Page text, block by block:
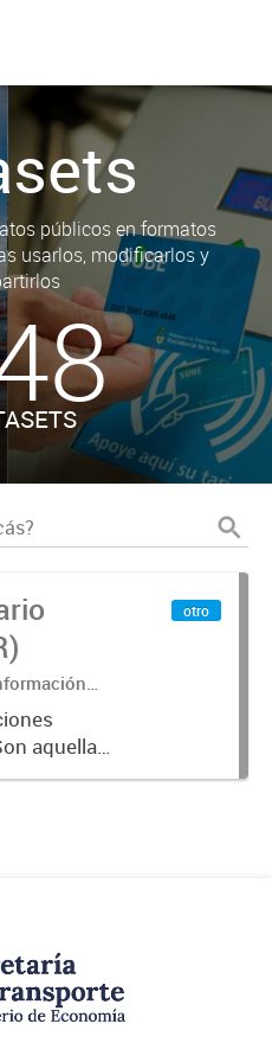
públicos en formatos
usarlos, modificarlos y
aquellas
por la
otro